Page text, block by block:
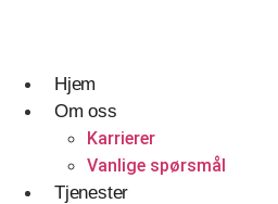
Hjem
Om oss
Karrierer
Vanlige spørsmål
Tjenester
UI UX Design
Reise og gjestfrihet
Reisebyråer
Hvem vi er og hva vi gjør.
Karrierer